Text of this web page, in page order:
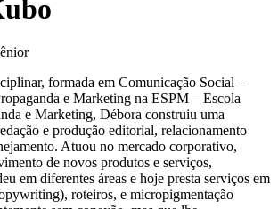
formada em Comunicação Social –
e Marketing na ESPM – Escola
e Marketing, Débora construiu uma
e produção editorial, relacionamento
Atuou no mercado corporativo,
de novos produtos e serviços,
em diferentes áreas e hoje presta serviços em
roteiros, e micropigmentação